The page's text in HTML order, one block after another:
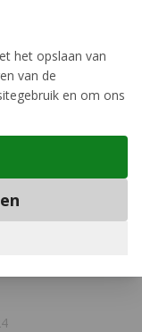
het opslaan van
van de
en om ons